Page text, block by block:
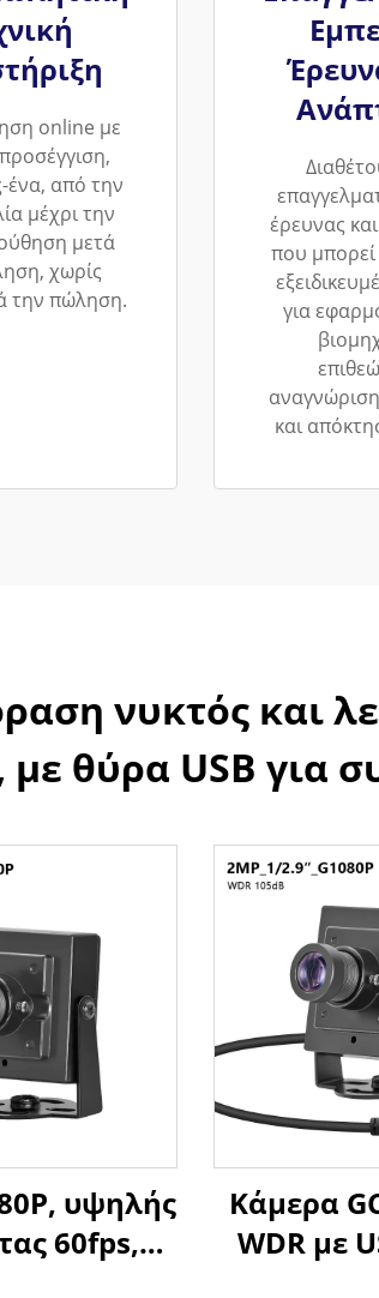
online με
ένα, από την
μέχρι την
μετά
χωρίς
την πώληση.
έρευνας
που
για
και
νυκτός και
θύρα USB για
υψηλής
60fps,
Κάμερα
WDR με